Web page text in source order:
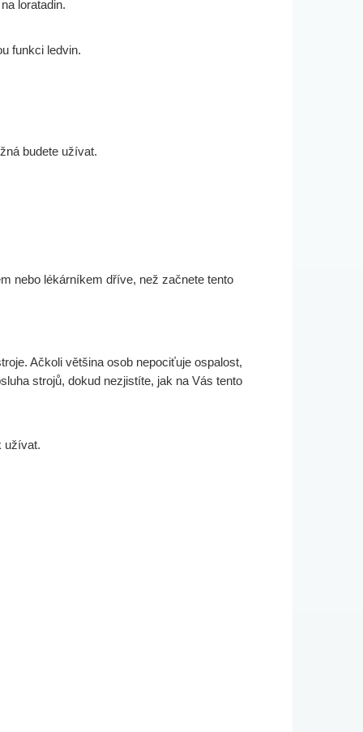
loratadin.
funkci ledvin.
budete užívat.
nebo lékárníkem dříve, než začnete tento
Ačkoli většina osob nepociťuje ospalost,
strojů, dokud nezjistíte, jak na Vás tento
užívat.